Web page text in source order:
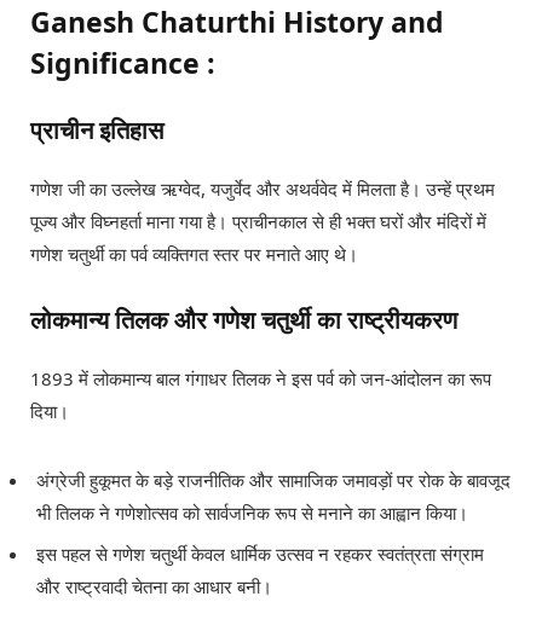
Ganesh Chaturthi History and
Significance :
प्राचीन इतिहास
गणेश जी का उल्लेख ऋग्वेद, यजुर्वेद और अथर्ववेद में मिलता है। उन्हें प्रथम
पूज्य और विघ्नहर्ता माना गया है। प्राचीनकाल से ही भक्त घरों और मंदिरों में
गणेश चतुर्थी का पर्व व्यक्तिगत स्तर पर मनाते आए थे।
लोकमान्य तिलक और गणेश चतुर्थी का राष्ट्रीयकरण
1893 में लोकमान्य बाल गंगाधर तिलक ने इस पर्व को जन-आंदोलन का रूप
दिया।
अंग्रेजी हुकूमत के बड़े राजनीतिक और सामाजिक जमावड़ों पर रोक के बावजूद
भी तिलक ने गणेशोत्सव को सार्वजनिक रूप से मनाने का आह्वान किया।
इस पहल से गणेश चतुर्थी केवल धार्मिक उत्सव न रहकर स्वतंत्रता संग्राम
और राष्ट्रवादी चेतना का आधार बनी।